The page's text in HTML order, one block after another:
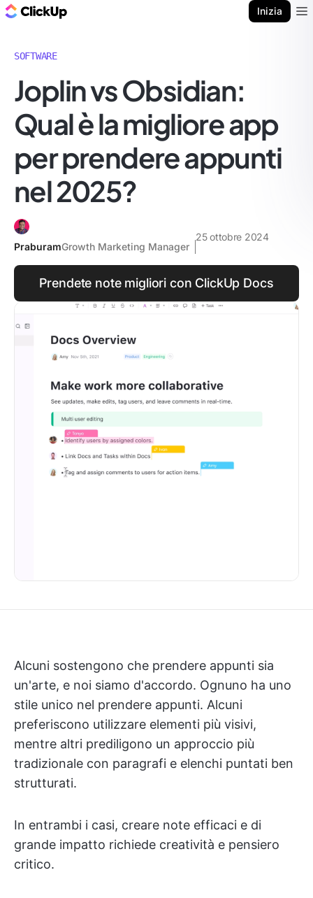
Inizia
SOFTWARE
Joplin vs Obsidian:
Qual è la migliore app
per prendere appunti
nel 2025?
PraburamGrowth Marketing Manager
25 ottobre 2024
Prendete note migliori con ClickUp Docs
Alcuni sostengono che prendere appunti sia
un'arte, e noi siamo d'accordo. Ognuno ha uno
stile unico nel prendere appunti. Alcuni
preferiscono utilizzare elementi più visivi,
mentre altri prediligono un approccio più
tradizionale con paragrafi e elenchi puntati ben
strutturati.
In entrambi i casi, creare note efficaci e di
grande impatto richiede creatività e pensiero
critico.